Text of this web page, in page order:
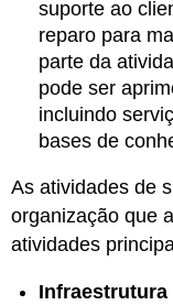
suporte ao
reparo para
parte da
pode ser
incluindo
bases de
As atividades de
organização que
atividades
Infraestrutura